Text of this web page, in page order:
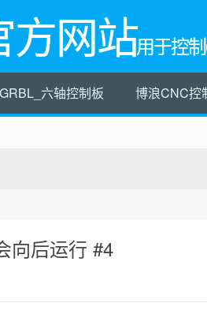
方网站用于控
六轴控制板 博浪CNC控
向后运行 #4